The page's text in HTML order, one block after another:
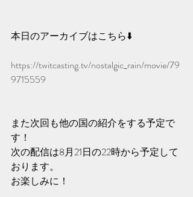
本日のアーカイブはこちら⬇️
https://twitcasting.tv/nostalgic_rain/movie/79
9715559
また次回も他の国の紹介をする予定で
す！
次の配信は8月21日の22時から予定して
おります。
お楽しみに！